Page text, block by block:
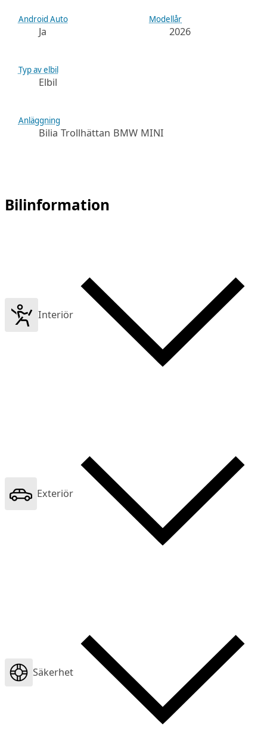
Android Auto
Ja
Modellår
2026
Typ av elbil
Elbil
Anläggning
Bilia Trollhättan BMW MINI
Bilinformation
Interiör
Exteriör
Säkerhet